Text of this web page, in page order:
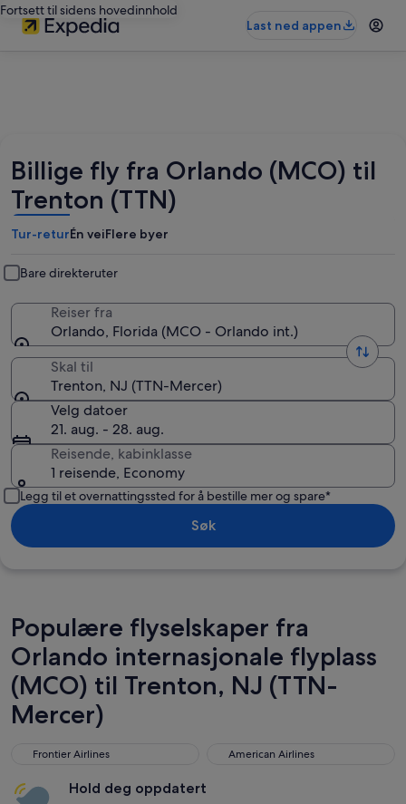
Fortsett til sidens hovedinnhold
Last ned appen
Billige fly fra Orlando (MCO) til
Trenton (TTN)
Tur-returÉn veiFlere byer
Bare direkteruter
Reiser fra
Orlando, Florida (MCO - Orlando int.)
Skal til
Trenton, NJ (TTN-Mercer)
Velg datoer
21. aug. - 28. aug.
Reisende, kabinklasse
1 reisende, Economy
Legg til et overnattingssted for å bestille mer og spare*
Søk
Populære flyselskaper fra
Orlando internasjonale flyplass
(MCO) til Trenton, NJ (TTN-
Mercer)
Frontier Airlines
Frontier Airlines American Airlines
American Airlines
Hold deg oppdatert